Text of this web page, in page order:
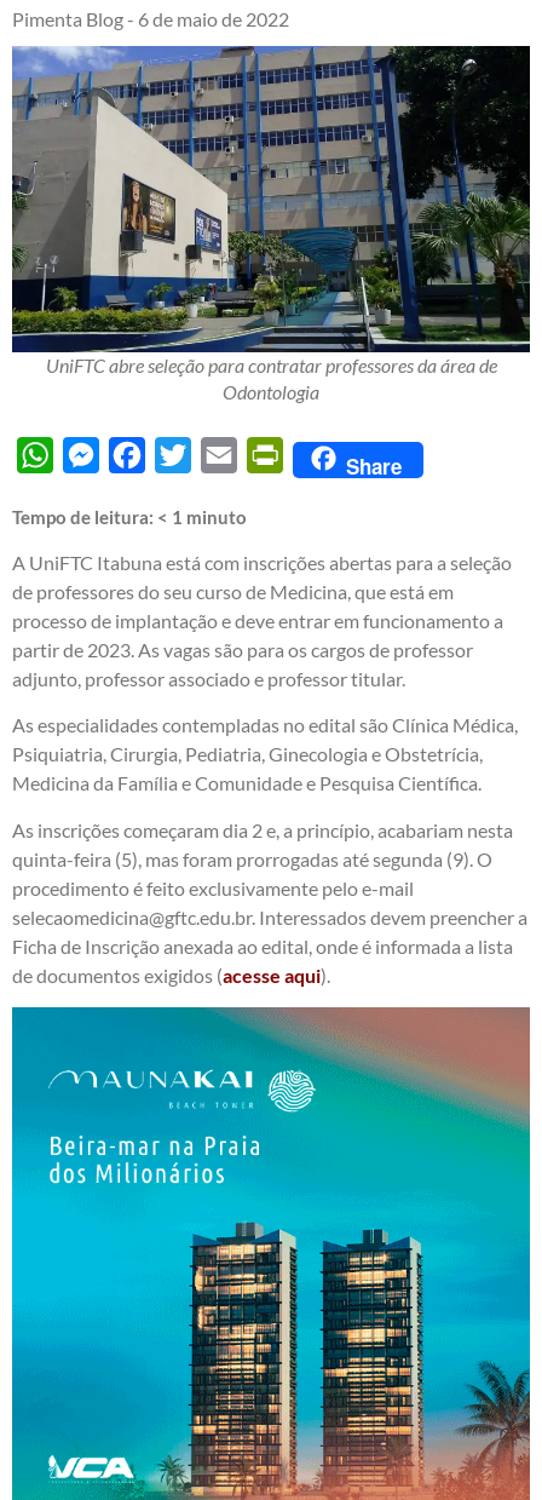
Pimenta Blog - 6 de maio de 2022
UniFTC abre seleção para contratar professores da área de
Odontologia
WhatsAppMessengerFacebook
Twitter Email PrintFriendly
Share
Tempo de leitura: < 1 minuto
A UniFTC Itabuna está com inscrições abertas para a seleção
de professores do seu curso de Medicina, que está em
processo de implantação e deve entrar em funcionamento a
partir de 2023. As vagas são para os cargos de professor
adjunto, professor associado e professor titular.
As especialidades contempladas no edital são Clínica Médica,
Psiquiatria, Cirurgia, Pediatria, Ginecologia e Obstetrícia,
Medicina da Família e Comunidade e Pesquisa Científica.
As inscrições começaram dia 2 e, a princípio, acabariam nesta
quinta-feira (5), mas foram prorrogadas até segunda (9). O
procedimento é feito exclusivamente pelo e-mail
selecaomedicina@gftc.edu.br. Interessados devem preencher a
Ficha de Inscrição anexada ao edital, onde é informada a lista
de documentos exigidos (acesse aqui).